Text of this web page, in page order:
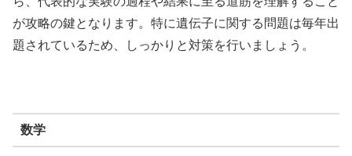
が攻略の鍵となります。 特に遺伝子に関する問題は毎年出
題されているため、しっかりと対策を行いましょう。
数学